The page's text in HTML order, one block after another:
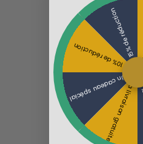
La livraison gratuite
Un cadeau spécial
10% de réduction
15% de réduction